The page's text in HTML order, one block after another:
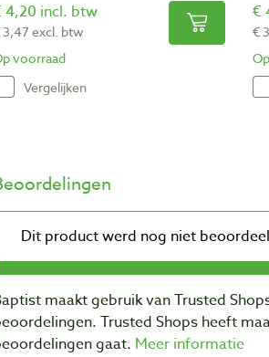
4,20 incl. btw
3,47 excl. btw
voorraad
Vergelijken
€
€
maakt gebruik van Trusted
Trusted Shops heeft
gaat. Meer informatie